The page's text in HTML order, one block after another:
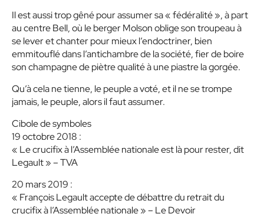
Il est aussi trop gêné pour assumer sa « fédéralité », à part
au centre Bell, où le berger Molson oblige son troupeau à
se lever et chanter pour mieux l’endoctriner, bien
emmitouflé dans l’antichambre de la société, fier de boire
son champagne de piètre qualité à une piastre la gorgée.
Qu’à cela ne tienne, le peuple a voté, et il ne se trompe
jamais, le peuple, alors il faut assumer.
Cibole de symboles
19 octobre 2018 :
« Le crucifix à l’Assemblée nationale est là pour rester, dit
Legault » – TVA
20 mars 2019 :
« François Legault accepte de débattre du retrait du
crucifix à l’Assemblée nationale » – Le Devoir